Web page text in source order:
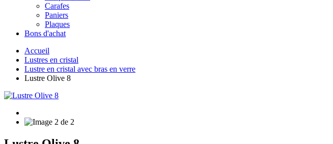
Carafes
Paniers
Plaques
Bons d'achat
Accueil
Lustres en cristal
Lustre en cristal avec bras en verre
Lustre Olive 8